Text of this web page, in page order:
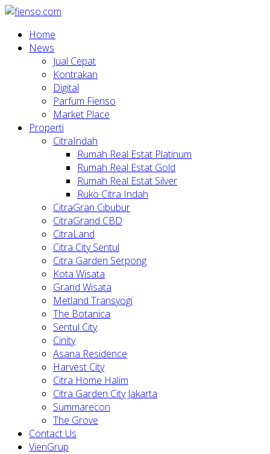
Home
News
Jual Cepat
Kontrakan
Digital
Parfum Fienso
Market Place
Properti
CitraIndah
Rumah Real Estat Platinum
Rumah Real Estat Gold
Rumah Real Estat Silver
Ruko Citra Indah
CitraGran Cibubur
CitraGrand CBD
CitraLand
Citra City Sentul
Citra Garden Serpong
Kota Wisata
Grand Wisata
Metland Transyogi
The Botanica
Sentul City
Cinity
Asana Residence
Harvest City
Citra Home Halim
Citra Garden City Jakarta
Summarecon
The Grove
Contact Us
VienGrup